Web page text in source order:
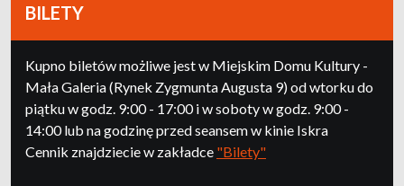
BILETY
Kupno biletów możliwe jest w Miejskim Domu Kultury -
Mała Galeria (Rynek Zygmunta Augusta 9) od wtorku do
piątku w godz. 9:00 - 17:00 i w soboty w godz. 9:00 -
14:00 lub na godzinę przed seansem w kinie Iskra
Cennik znajdziecie w zakładce "Bilety"